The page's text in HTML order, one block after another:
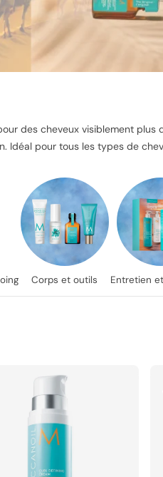
des cheveux visiblement
pour tous les types de
Corps et outils Entretien